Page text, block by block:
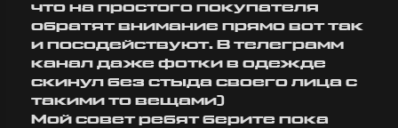
приехал на
несколько...
Дусаева
Карина
8 марта 2026
10:57
что на простого покупателя
обратят внимание прямо вот так
и посодействуют. В телеграмм
канал даже фотки в одежде
скинул без стыда своего лица с
такими то вещами)
Мой совет ребят берите пока